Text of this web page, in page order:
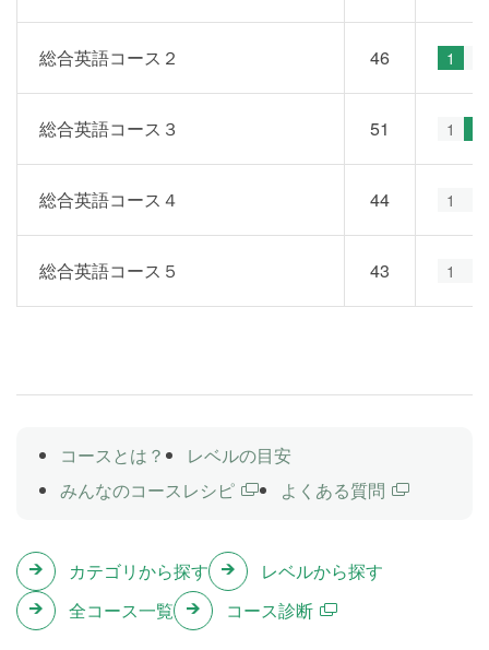
総合英語コース２ 46 1
総合英語コース３ 51 1
総合英語コース４ 44 1
総合英語コース５ 43 1
コースとは？
レベルの目安
みんなのコースレシピ
よくある質問
カテゴリから探す
レベルから探す
全コース一覧
コース診断